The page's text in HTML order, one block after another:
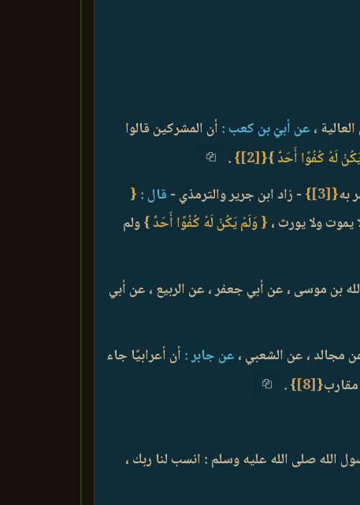
، عن أبيّ بن كعب : أن المشركين قالوا
لَهُ كُفُوًا أَحَدٌ }{
[2]
}
.
به{
[3]
} - زاد ابن جرير والترمذي - قال : {
ولا يورث ، { وَلَمْ يَكُنْ لَهُ كُفُوًا أَحَدٌ }ولم
بن موسى ، عن أبي جعفر ، عن الربيع ، عن أبي
مجالد ، عن الشعبي ، عن جابر : أن أعرابيًا جاء
{
[8]
}
.
الله صلى الله عليه وسلم : انسب لنا ربك ،